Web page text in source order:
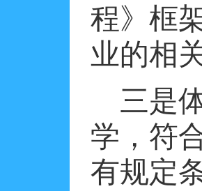
程》框
业的相
三是
学，符
有规定